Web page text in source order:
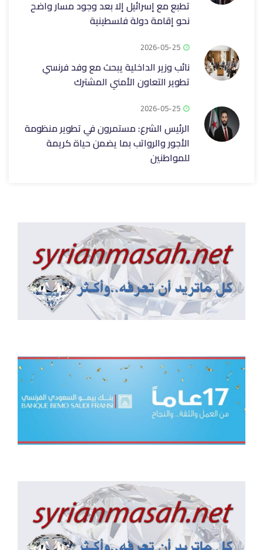
تطبع مع إسرائيل إلا بعد وجود مسار واضح
نحو إقامة دولة فلسطينية
2026-05-25
نائب وزير الداخلية يبحث مع وفد فرنسي
تطوير التعاون الأمني المشترك
2026-05-25
الرئيس الشرع: مستمرون في تطوير منظومة
الأجور والرواتب ‏بما يضمن حياة كريمة
للمواطنين